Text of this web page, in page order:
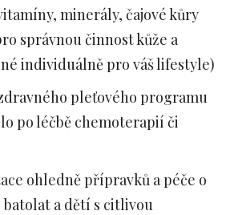
minerály, čajové kůry
správnou činnost kůže a
individuálně pro váš lifestyle)
pleťového programu
po léčbě chemoterapií či
ohledně přípravků a péče o
a dětí s citlivou